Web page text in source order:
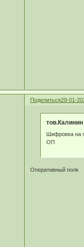
Поделиться29-01-
Шифровка на
ОП
Оперативный полк